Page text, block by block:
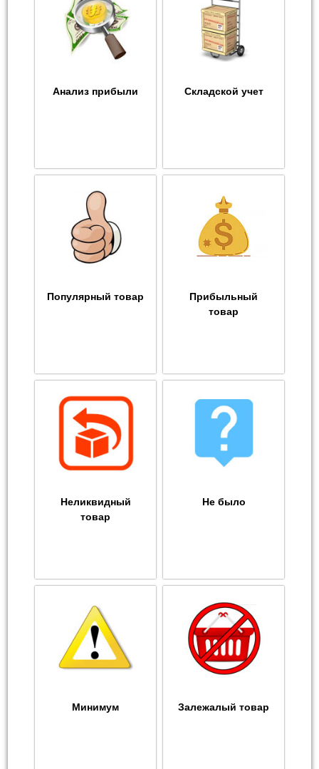
Анализ прибыли Складской учет
Популярный товар
Прибыльный
товар
Неликвидный
товар
Не было
Минимум Залежалый товар